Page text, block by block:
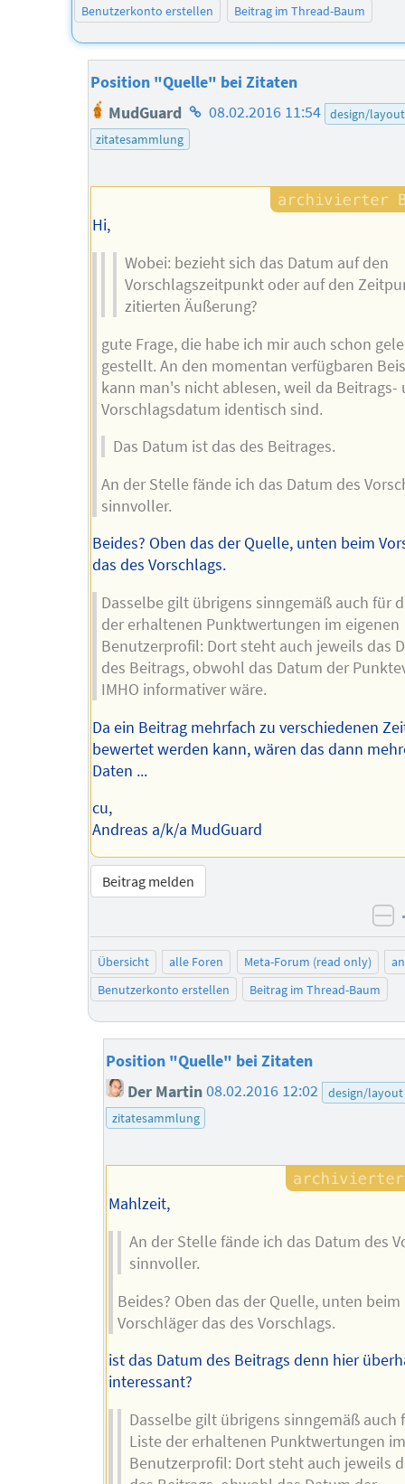
Benutzerkonto erstellen
Beitrag im Thread-Baum
Position "Quelle" bei Zitaten
MudGuard Homepage
des
08.02.2016 11:54 design/layout
zitatesammlung
Hi,
Wobei: bezieht sich das Datum auf den
Vorschlagszeitpunkt oder auf den
zitierten Äußerung?
gute Frage, die habe ich mir auch schon
gestellt. An den momentan verfügbaren
kann man's nicht ablesen, weil da Beitrags-
Vorschlagsdatum identisch sind.
Das Datum ist das des Beitrages.
An der Stelle fände ich das Datum des
sinnvoller.
Beides? Oben das der Quelle, unten beim
das des Vorschlags.
Dasselbe gilt übrigens sinngemäß auch für
der erhaltenen Punktwertungen im eigenen
Benutzerprofil: Dort steht auch jeweils das
des Beitrags, obwohl das Datum der
IMHO informativer wäre.
Da ein Beitrag mehrfach zu verschiedenen
bewertet werden kann, wären das dann
Daten ...
cu,
Andreas a/k/a MudGuard
Beitrag melden
Übersicht alle Foren Meta-Forum (read only)
Benutzerkonto erstellen
Beitrag im Thread-Baum
Position "Quelle" bei Zitaten
Der Martin08.02.2016 12:02
design/layout
zitatesammlung
Mahlzeit,
An der Stelle fände ich das Datum des
sinnvoller.
Beides? Oben das der Quelle, unten beim
Vorschläger das des Vorschlags.
ist das Datum des Beitrags denn hier
interessant?
Dasselbe gilt übrigens sinngemäß auch
Liste der erhaltenen Punktwertungen
Benutzerprofil: Dort steht auch jeweils